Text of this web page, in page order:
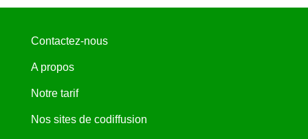
Contactez-nous
A propos
Notre tarif
Nos sites de codiffusion